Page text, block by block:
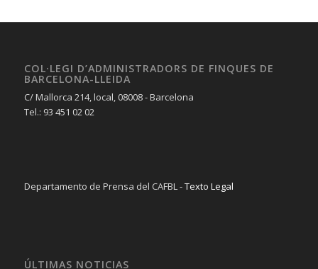
COL·LEGI D’ADMINISTRADORS DE FINQUES DE
BARCELONA-LLEIDA
C/ Mallorca 214, local, 08008 - Barcelona
Tel.: 93 451 02 02
Departamento de Prensa del CAFBL -Texto Legal
ÚLTIMAS NOTICIAS